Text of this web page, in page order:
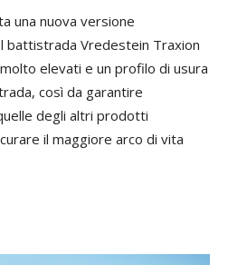
una nuova versione
battistrada Vredestein Traxion
elevati e un profilo di usura
così da garantire
degli altri prodotti
il maggiore arco di vita